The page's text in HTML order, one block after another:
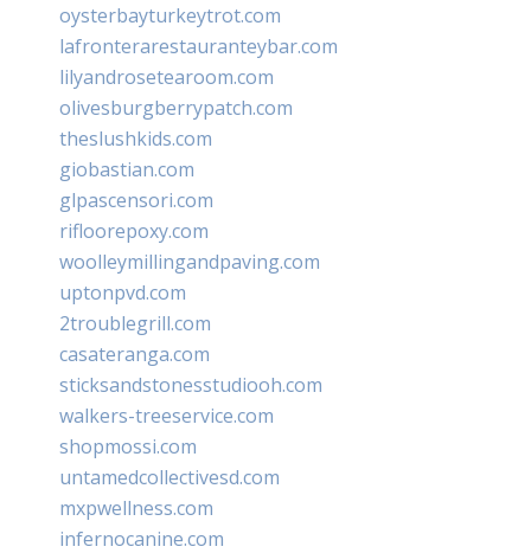
oysterbayturkeytrot.com
lafronterarestauranteybar.com
lilyandrosetearoom.com
olivesburgberrypatch.com
theslushkids.com
giobastian.com
glpascensori.com
rifloorepoxy.com
woolleymillingandpaving.com
uptonpvd.com
2troublegrill.com
casateranga.com
sticksandstonesstudiooh.com
walkers-treeservice.com
shopmossi.com
untamedcollectivesd.com
mxpwellness.com
infernocanine.com